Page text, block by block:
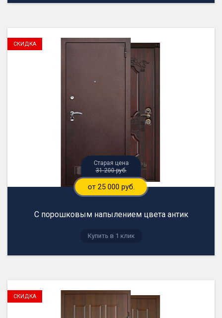
31 200 руб.
от 25 000 руб.
С порошковым напылением цвета антик
Купить в 1 клик